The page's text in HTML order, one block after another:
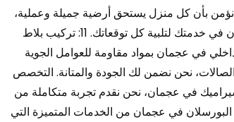
بأن كل منزل يستحق أرضية جميلة وعملية،
لذلك نضع خبرتنا كـ شركة تركيب بلاط وسيراميك في عجمان في خدمتك لتلبية كل توقعاتك. 11: تركيب بلاط
في عجمان بمواد مقاومة للعوامل الجوية
نحن نضمن لك الجودة والمتانة. التخصص
في عجمان، نحن نقدم تجربة متكاملة من
تركيب البورسلان في عجمان من الخدمات المتميزة التي